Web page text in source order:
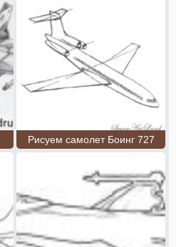
Рисуем самолет Боинг 727